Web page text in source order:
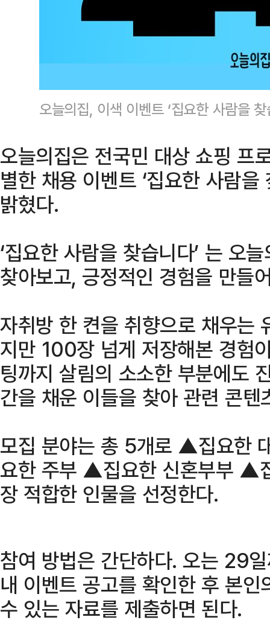
오늘의집, 이색 이벤트 ‘집요한 사람을
오늘의집은 전국민 대상 쇼핑 프
별한 채용 이벤트 ‘집요한 사람
밝혔다.
‘집요한 사람을 찾습니다’ 는 오
찾아보고, 긍정적인 경험을 만들
자취방 한 켠을 취향으로 채우는
지만 100장 넘게 저장해본 경험
팅까지 살림의 소소한 부분에도
간을 채운 이들을 찾아 관련 콘
모집 분야는 총 5개로 ▲집요한
요한 주부 ▲집요한 신혼부부 ▲
장 적합한 인물을 선정한다.
참여 방법은 간단하다. 오는 29
내 이벤트 공고를 확인한 후 본
수 있는 자료를 제출하면 된다.